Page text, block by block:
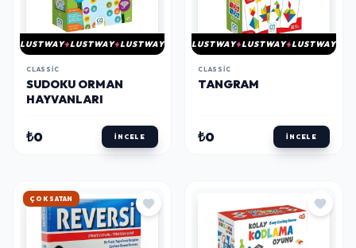
LUSTWAY LUSTWAY LUSTWAY
CLASSIC
SUDOKU ORMAN
HAYVANLARI
₺0 İNCELE
LUSTWAY LUSTWAY LUSTWAY
CLASSIC
TANGRAM
₺0 İNCELE
HIZLI KARGO